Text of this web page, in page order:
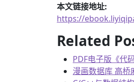
本文链接地址:
https://
Related
PDF电子版《代
漫画数据库 高